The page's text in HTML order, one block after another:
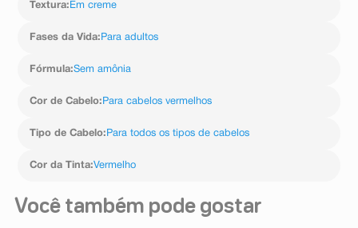
Textura: Em creme
Fases da Vida: Para adultos
Fórmula:Sem amônia
Cor de Cabelo: Para cabelos vermelhos
Tipo de Cabelo: Para todos os tipos de cabelos
Cor da Tinta:Vermelho
Você também pode gostar